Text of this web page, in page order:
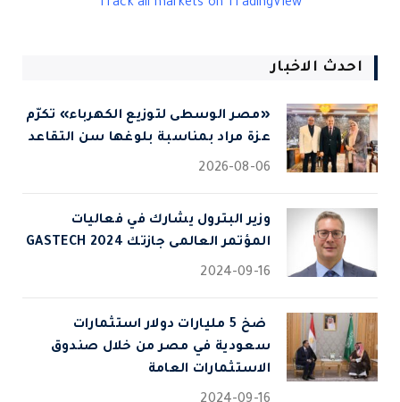
Track all markets on TradingView
احدث الاخبار
«مصر الوسطى لتوزيع الكهرباء» تكرّم
عزة مراد بمناسبة بلوغها سن التقاعد
2026-08-06
وزير البترول يشارك في فعاليات
المؤتمر العالمى جازتك 2024 GASTECH
2024-09-16
⁠ ضخ 5 مليارات دولار استثمارات
سعودية في مصر من خلال صندوق
الاستثمارات العامة